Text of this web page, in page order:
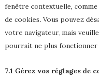
fenêtre contextuelle,
de cookies. Vous pouvez
votre navigateur, mais
pourrait ne plus
7.1 Gérez vos réglages de